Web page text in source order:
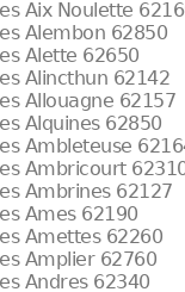
Aix Noulette
Alembon 62850
Alette 62650
Alincthun 62142
Allouagne 62157
Alquines 62850
Ambleteuse
Ambricourt
Ambrines 62127
Ames 62190
Amettes 62260
Amplier 62760
Andres 62340